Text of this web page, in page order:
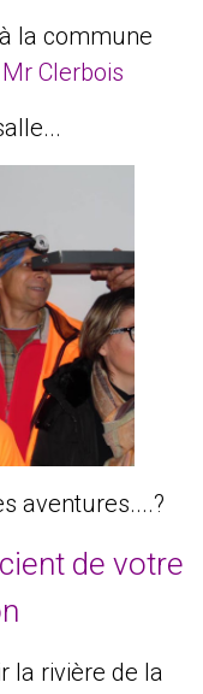
la commune
Clerbois
aventures....?
de votre
la rivière de la